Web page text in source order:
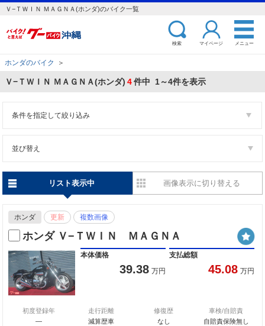
Ｖ−ＴＷＩＮ ＭＡＧＮＡ(ホンダ)のバイク一覧
検索 マイページ メニュー
ホンダのバイク ＞
Ｖ−ＴＷＩＮ ＭＡＧＮＡ(ホンダ) 4件中 1～4件を表示
条件を指定して絞り込み
並び替え
リスト表示中 画像表示に切り替える
ホンダ 更新 複数画像
ホンダ Ｖ−ＴＷＩＮ ＭＡＧＮＡ
本体価格
39.38 万円
支払総額
45.08 万円
初度登録年
―
走行距離
減算歴車
修復歴
なし
車検/自賠責
自賠責保険無し